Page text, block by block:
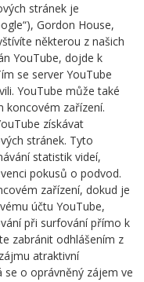
stránek je
Gordon House,
některou z našich
YouTube, dojde k
se server YouTube
YouTube může také
koncovém zařízení.
získávat
stránek. Tyto
statistik videí,
pokusů o podvod.
zařízení, dokud je
účtu YouTube,
při surfování přímo k
zabránit odhlášením z
atraktivní
se o oprávněný zájem ve